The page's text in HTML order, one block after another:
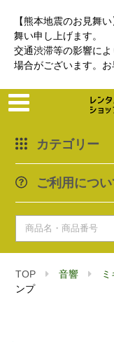
【熊本地震のお見舞
舞い申し上げます。
交通渋滞等の影響に
場合がございます。お
カテゴリー
ご利用につい
TOP 音響
ンプ